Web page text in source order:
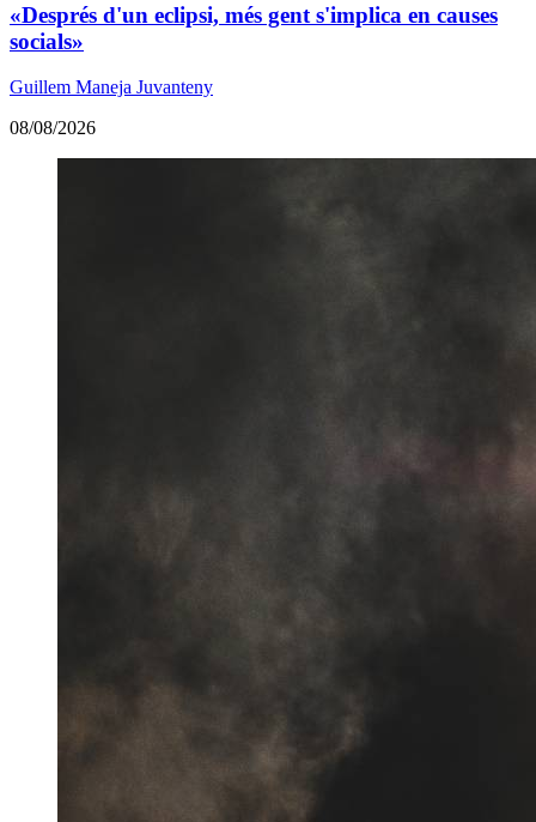
«Després d'un eclipsi, més gent s'implica en causes
socials»
Guillem Maneja Juvanteny
08/08/2026